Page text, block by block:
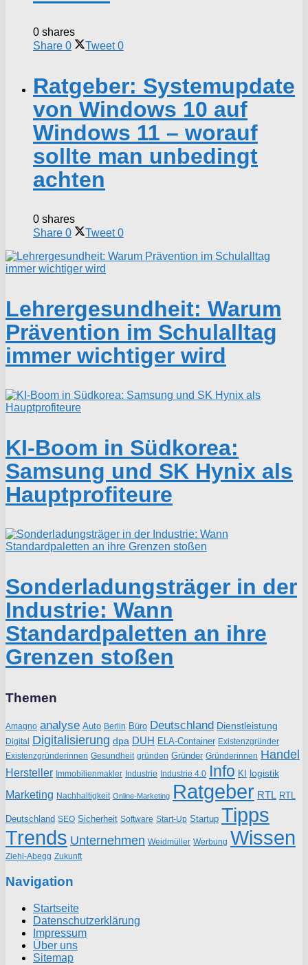
0 shares
Share 0 Tweet 0
Ratgeber: Systemupdate
von Windows 10 auf
Windows 11 – worauf
sollte man unbedingt
achten
0 shares
Share 0 Tweet 0
Lehrergesundheit: Warum
Prävention im Schulalltag
immer wichtiger wird
KI-Boom in Südkorea:
Samsung und SK Hynix als
Hauptprofiteure
Sonderladungsträger in der
Industrie: Wann
Standardpaletten an ihre
Grenzen stoßen
Themen
Amagno analyse Auto Berlin Büro Deutschland Dienstleistung
Digital Digitalisierung dpa DUH ELA-Container Existenzgründer
Existenzgründerinnen Gesundheit gründen Gründer Gründerinnen Handel
Hersteller Immobilienmakler Industrie Industrie 4.0 Info KI logistik
Marketing Nachhaltigkeit Online-Marketing Ratgeber RTL RTL
Deutschland SEO Sicherheit Software Start-Up Startup Tipps
Trends Unternehmen Weidmüller Werbung Wissen
Ziehl-Abegg Zukunft
Navigation
Startseite
Datenschutzerklärung
Impressum
Über uns
Sitemap